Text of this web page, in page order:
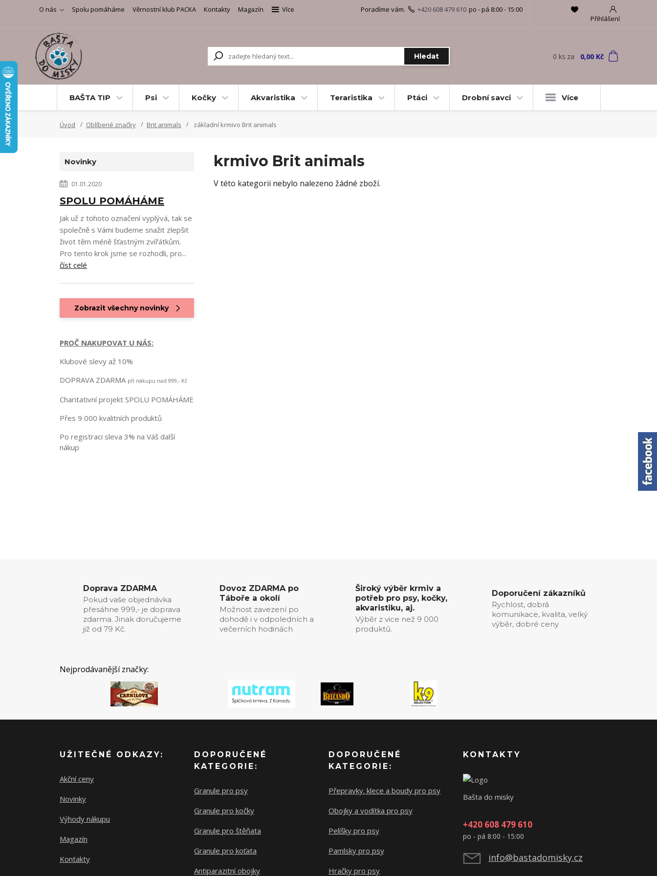
O nás Spolu pomáháme Věrnostní klub PACKA Kontakty Magazín
Více
Přihlášení
Hledat
Poradíme vám. +420 608 479 610 po - pá 8:00 - 15:00
0 ks za 0,00 Kč
BAŠTA TIP Psi Kočky Akvaristika Teraristika Ptáci Drobní savci Více
Úvod Oblíbené značky Brit animals základní krmivo Brit animals
krmivo Brit animals
V této kategorii nebylo nalezeno žádné zboží.
Novinky
01.01.2020
SPOLU POMÁHÁME
Jak už z tohoto označení vyplývá, tak se
společně s Vámi budeme snažit zlepšit
život těm méně šťastným zvířátkům.
Pro tento krok jsme se rozhodli, pro...
číst celé
Zobrazit všechny novinky
PROČ NAKUPOVAT U NÁS:
Klubové slevy až 10%
DOPRAVA ZDARMA při nákupu nad 999,- Kč
Charitativní projekt SPOLU POMÁHÁME
Přes 9 000 kvalitních produktů
Po registraci sleva 3% na Váš další
nákup
Doprava ZDARMA
Pokud vaše objednávka
přesáhne 999,- je doprava
zdarma. Jinak doručujeme
již od 79 Kč.
Dovoz ZDARMA po
Táboře a okolí
Možnost zavezení po
dohodě i v odpoledních a
večerních hodinách
Široký výběr krmiv a
potřeb pro psy, kočky,
akvaristiku, aj.
Výběr z vice než 9 000
produktů.
Doporučení zákazníků
Rychlost, dobrá
komunikace, kvalita, velký
výběr, dobré ceny
Nejprodávanější značky:
UŽITEČNÉ ODKAZY:
Akční ceny
Novinky
Výhody nákupu
Magazín
Kontakty
DOPORUČENÉ
KATEGORIE:
Granule pro psy
Granule pro kočky
Granule pro štěňata
Granule pro koťata
Antiparazitní obojky
DOPORUČENÉ
KATEGORIE:
Přepravky. klece a boudy pro psy
Obojky a vodítka pro psy
Pelíšky pro psy
Pamlsky pro psy
Hračky pro psy
KONTAKTY
Bašta do misky
+420 608 479 610
po - pá 8:00 - 15:00
info@bastadomisky.cz